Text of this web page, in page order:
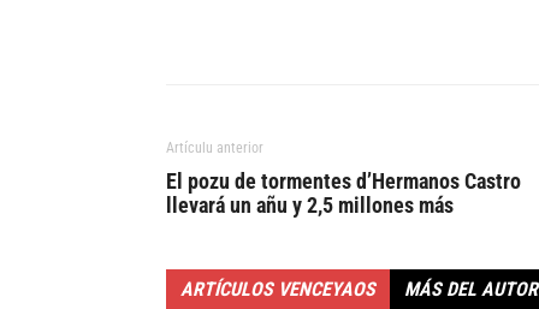
Artículu anterior
El pozu de tormentes d’Hermanos Castro
llevará un añu y 2,5 millones más
ARTÍCULOS VENCEYAOS MÁS DEL AUTOR